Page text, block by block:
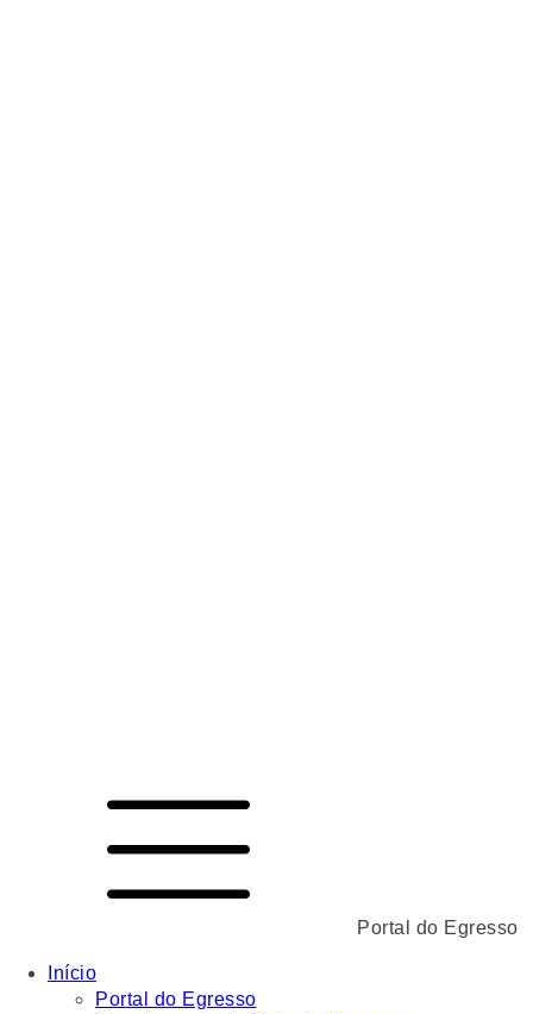
Portal do Egresso
Início
Portal do Egresso